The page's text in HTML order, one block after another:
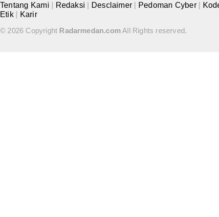
Tentang Kami Redaksi Desclaimer Pedoman Cyber
Etik
Karir
© 2026 Copyright Radarmedan.comAll Rights reserved.